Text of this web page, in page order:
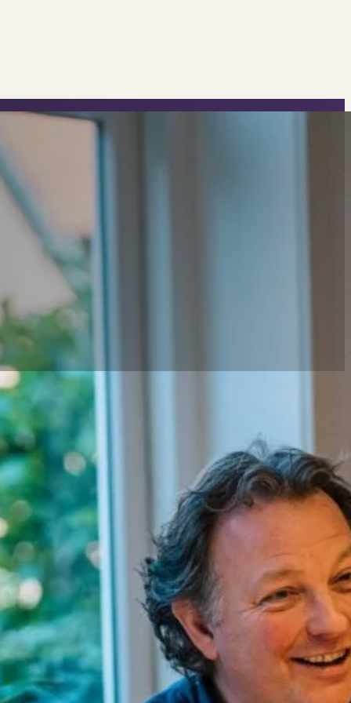
Inhoudsopgave
Delen via..